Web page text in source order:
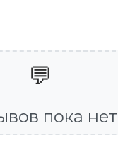
💬
пока нет